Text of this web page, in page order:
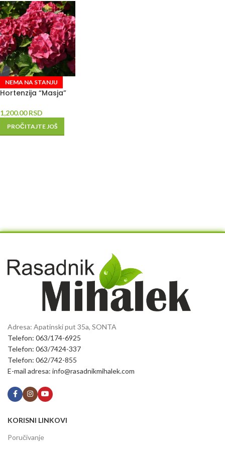
NEMA NA STANJU
Hortenzija “Masja”
1,200.00RSD
PROČITAJTE JOŠ
Adresa: Apatinski put 35a, SONTA
Telefon: 063/174-6925
Telefon: 063/7424-337
Telefon: 062/742-855
E-mail adresa: info@rasadnikmihalek.com
KORISNI LINKOVI
Poručivanje